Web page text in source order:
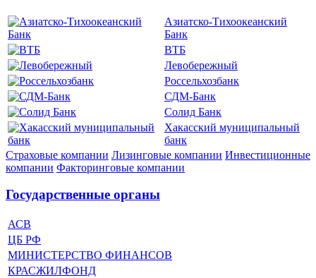
Азиатско-Тихоокеанский
Банк
ВТБ
Левобережный
Россельхозбанк
СДМ-Банк
Солид Банк
Хакасский муниципальный
банк
Страховые компании Лизинговые компании Инвестиционные
компании Факторинговые компании
Государственные органы
АСВ
ЦБ РФ
МИНИСТЕРСТВО ФИНАНСОВ
КРАСЖИЛФОНД